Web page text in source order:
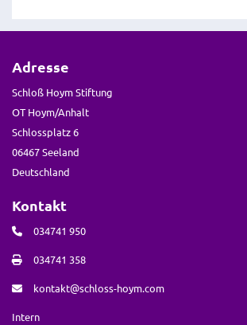
Adresse
Schloß Hoym Stiftung
OT Hoym/Anhalt
Schlossplatz 6
06467 Seeland
Deutschland
Kontakt
034741 950
034741 358
kontakt@schloss-hoym.com
Intern